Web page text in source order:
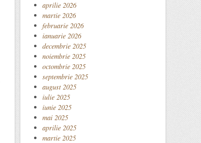
aprilie 2026
martie 2026
februarie 2026
ianuarie 2026
decembrie 2025
noiembrie 2025
octombrie 2025
septembrie 2025
august 2025
iulie 2025
iunie 2025
mai 2025
aprilie 2025
martie 2025